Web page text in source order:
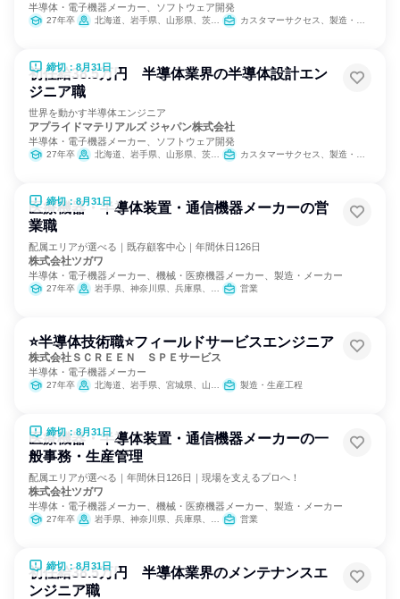
半導体・電子機器メーカー、ソフトウェア開発
27年卒 北海道、岩手県、山形県、茨城県、千葉県、東京都、神奈川県、富山県、石川県、山梨県、愛知県、三重県、京都府、大阪府、広島県、佐賀県、長崎県、熊本県、大分県 カスタマーサクセス、製造・生産工程
締切：8月31日
初任給38.5万円 半導体業界の半導体設計エン
ジニア職
世界を動かす半導体エンジニア
アプライドマテリアルズ ジャパン株式会社
半導体・電子機器メーカー、ソフトウェア開発
27年卒 北海道、岩手県、山形県、茨城県、千葉県、東京都、神奈川県、富山県、石川県、山梨県、愛知県、三重県、京都府、大阪府、広島県、佐賀県、長崎県、熊本県、大分県 カスタマーサクセス、製造・生産工程
締切：8月31日
医療機器・半導体装置・通信機器メーカーの営
業職
配属エリアが選べる｜既存顧客中心｜年間休日126日
株式会社ツガワ
半導体・電子機器メーカー、機械・医療機器メーカー、製造・メーカー
27年卒 岩手県、神奈川県、兵庫県、長崎県 営業
⭐半導体技術職⭐フィールドサービスエンジニア
株式会社ＳＣＲＥＥＮ ＳＰＥサービス
半導体・電子機器メーカー
27年卒 北海道、岩手県、宮城県、山形県、東京都、富山県、三重県、京都府、広島県、長崎県、熊本県、大分県 製造・生産工程
締切：8月31日
医療機器・半導体装置・通信機器メーカーの一
般事務・生産管理
配属エリアが選べる｜年間休日126日｜現場を支えるプロへ！
株式会社ツガワ
半導体・電子機器メーカー、機械・医療機器メーカー、製造・メーカー
27年卒 岩手県、神奈川県、兵庫県、長崎県 営業
締切：8月31日
初任給38.5万円 半導体業界のメンテナンスエ
ンジニア職